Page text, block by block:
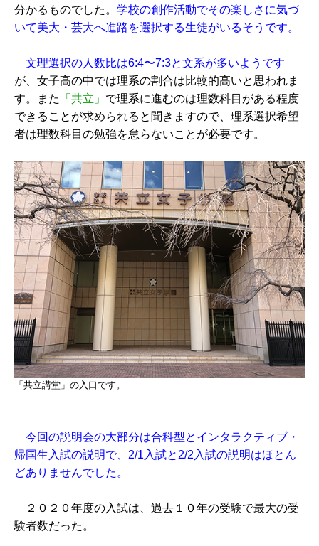
分かるものでした。 学校の創作活動でその楽しさに気づ
いて美大・芸大へ進路を選択する生徒がいるそうです。
文理選択の人数比は6:4〜7:3と文系が多いようです
が、女子高の中では理系の割合は比較的高いと思われま
す。また
「共立」 で理系に進むのは理数科目がある程度
できることが求められると聞きますので、理系選択希望
者は理数科目の勉強を怠らないことが必要です。
「共立講堂」の入口です。
今回の説明会の大部分は合科型とインタラクティブ・
帰国生入試の説明で、2/1入試と2/2入試の説明はほとん
どありませんでした。
２０２０年度の入試は、過去１０年の受験で最大の受
験者数だった。